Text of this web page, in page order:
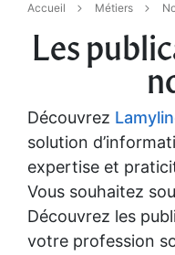
Accueil Métiers
Les
Découvrez
solution
expertise et
Vous souhaitez
Découvrez les
votre profession